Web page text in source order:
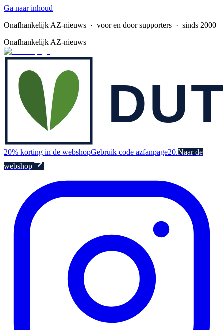
Ga naar inhoud
Onafhankelijk AZ-nieuws · voor en door supporters · sinds 2000
Onafhankelijk AZ-nieuws
20% korting in de webshopGebruik code azfanpage20.Naar de
webshop